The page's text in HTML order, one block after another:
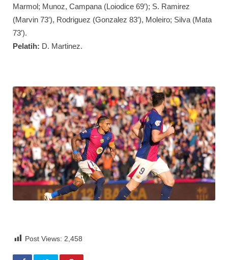
Marmol; Munoz, Campana (Loiodice 69′); S. Ramirez
(Marvin 73′), Rodriguez (Gonzalez 83′), Moleiro; Silva (Mata
73′).
Pelatih: D. Martinez.
Post Views: 2,458